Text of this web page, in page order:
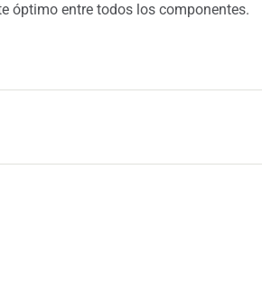
óptimo entre todos los componentes.